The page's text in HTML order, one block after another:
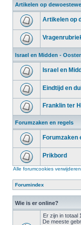
Artikelen op
Artikelen op
Israel en Midden -
Israel en
Eindtijd en
Franklin ter
Forumzaken en regels
Forumzaken
Prikbord
Alle forumcookies verwijderen
Forumindex
Wie is er online?
Er zijn in totaal
De meeste